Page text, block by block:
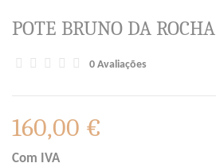
POTE BRUNO DA ROCHA
0 Avaliações
160,00 €
Com IVA